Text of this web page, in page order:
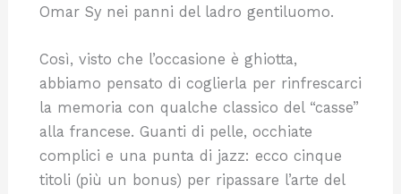
Omar Sy nei panni del ladro gentiluomo.
Così, visto che l’occasione è ghiotta,
abbiamo pensato di coglierla per rinfrescarci
la memoria con qualche classico del “casse”
alla francese. Guanti di pelle, occhiate
complici e una punta di jazz: ecco cinque
titoli (più un bonus) per ripassare l’arte del